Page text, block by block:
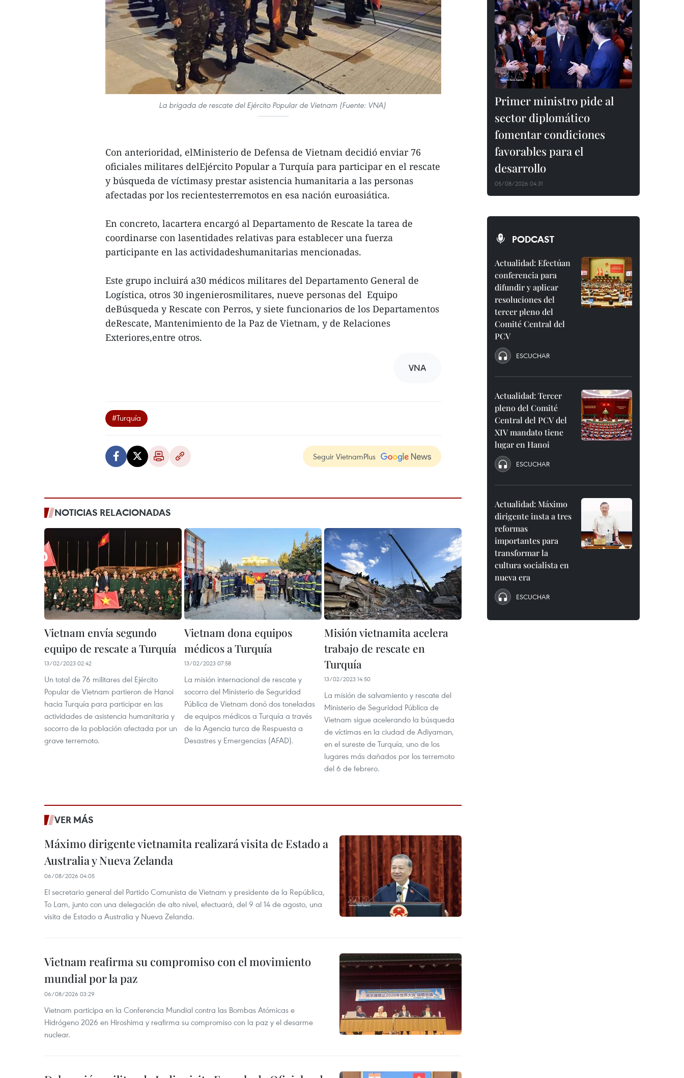
La brigada de rescate del Ejército Popular de Vietnam (Fuente: VNA)
Con anterioridad, elMinisterio de Defensa de Vietnam decidió enviar 76
oficiales militares delEjército Popular a Turquía para participar en el rescate
y búsqueda de víctimasy prestar asistencia humanitaria a las personas
afectadas por los recientesterremotos en esa nación euroasiática.
En concreto, lacartera encargó al Departamento de Rescate la tarea de
coordinarse con lasentidades relativas para establecer una fuerza
participante en las actividadeshumanitarias mencionadas.
Este grupo incluirá a30 médicos militares del Departamento General de
Logística, otros 30 ingenierosmilitares, nueve personas del Equipo
deBúsqueda y Rescate con Perros, y siete funcionarios de los Departamentos
deRescate, Mantenimiento de la Paz de Vietnam, y de Relaciones
Exteriores,entre otros.
VNA
#Turquía
Seguir VietnamPlus
NOTICIAS RELACIONADAS
Vietnam envía segundo
equipo de rescate a Turquía
13/02/2023 02:42
Un total de 76 militares del Ejército
Popular de Vietnam partieron de Hanoi
hacia Turquía para participar en las
actividades de asistencia humanitaria y
socorro de la población afectada por un
grave terremoto.
Vietnam dona equipos
médicos a Turquía
13/02/2023 07:58
La misión internacional de rescate y
socorro del Ministerio de Seguridad
Pública de Vietnam donó dos toneladas
de equipos médicos a Turquía a través
de la Agencia turca de Respuesta a
Desastres y Emergencias (AFAD).
Misión vietnamita acelera
trabajo de rescate en
Turquía
13/02/2023 14:50
La misión de salvamiento y rescate del
Ministerio de Seguridad Pública de
Vietnam sigue acelerando la búsqueda
de víctimas en la ciudad de Adiyaman,
en el sureste de Turquía, uno de los
lugares más dañados por los terremoto
del 6 de febrero.
VER MÁS
Máximo dirigente vietnamita realizará visita de Estado a
Australia y Nueva Zelanda
06/08/2026 04:05
El secretario general del Partido Comunista de Vietnam y presidente de la República,
To Lam, junto con una delegación de alto nivel, efectuará, del 9 al 14 de agosto, una
visita de Estado a Australia y Nueva Zelanda.
Vietnam reafirma su compromiso con el movimiento
mundial por la paz
06/08/2026 03:29
Vietnam participa en la Conferencia Mundial contra las Bombas Atómicas e
Hidrógeno 2026 en Hiroshima y reafirma su compromiso con la paz y el desarme
nuclear.
Primer ministro pide al
sector diplomático
fomentar condiciones
favorables para el
desarrollo
05/08/2026 04:31
PODCAST
Actualidad: Efectúan
conferencia para
difundir y aplicar
resoluciones del
tercer pleno del
Comité Central del
PCV
ESCUCHAR
Actualidad: Tercer
pleno del Comité
Central del PCV del
XIV mandato tiene
lugar en Hanoi
ESCUCHAR
Actualidad: Máximo
dirigente insta a tres
reformas
importantes para
transformar la
cultura socialista en
nueva era
ESCUCHAR